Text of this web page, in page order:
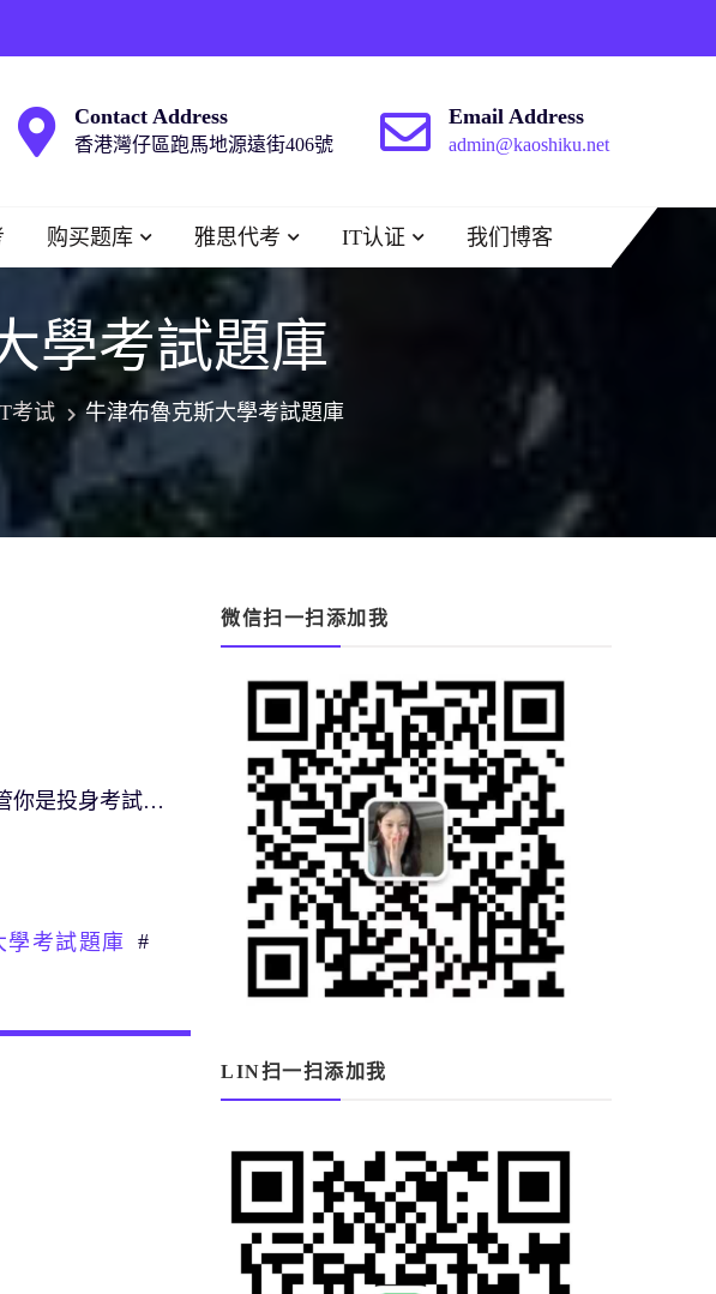
Contact Address
香港灣仔區跑馬地源遠街406號
Email Address
admin@kaoshiku.net
购买题库 雅思代考 IT认证 我们博客
學考試題庫
考试 牛津布魯克斯大學考試題庫
你是投身考試…
學考試題庫
#
微信扫一扫添加我
LIN扫一扫添加我